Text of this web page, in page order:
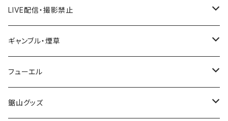
国道700～799号線
ROUTE600～699号線
ROUTE700～799号線
ROUTE 600～699号線
ROUTE 700～799号線
ROUTE 600～699号線
ROUTE 700～799号線
Tシャツ
ステッカー
山形県
福島県
茨城県
栃木県
LIVE配信・撮影禁止
LIVE配信禁止
撮影禁止
ギャンブル・煙草
ホテルキーホルダー
たばこ・禁煙ステッカー
フューエル
ステッカー
鋸山グッズ